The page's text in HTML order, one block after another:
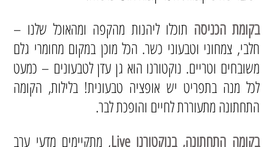
בקומת הכניסה תוכלו ליהנות מהקפה ומהאוכל שלנו –
חלבי, צמחוני וטבעוני כשר. הכל מוכן במקום מחומרי גלם
משובחים וטריים. נוקטורנו הוא גן עדן לטבעונים – כמעט
לכל מנה בתפריט יש אופציה טבעונית! בלילות, הקומה
התחתונה מתעוררת לחיים והופכת לבר.
בקומה התחתונה, בנוקטורנו Live
, מתקיימים מדעי ערב